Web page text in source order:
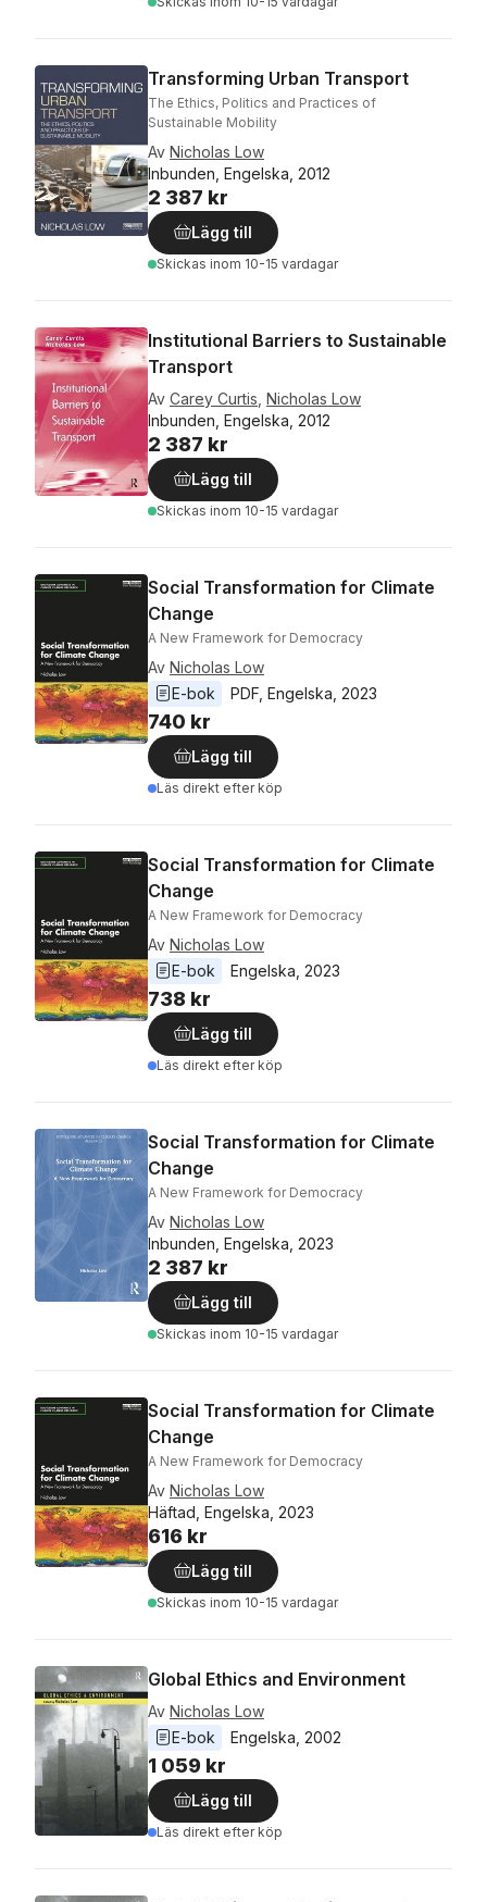
Transforming Urban Transport
The Ethics, Politics and Practices of
Sustainable Mobility
Av Nicholas Low
Inbunden, Engelska, 2012
2 387 kr
Lägg till
Skickas inom 10-15 vardagar
Institutional Barriers to Sustainable
Transport
Av Carey Curtis Nicholas Low
Inbunden, Engelska, 2012
2 387 kr
Lägg till
Skickas inom 10-15 vardagar
Social Transformation for Climate
Change
A New Framework for Democracy
Av Nicholas Low
E-bok
PDF Engelska 2023
740 kr
Lägg till
Läs direkt efter köp
Social Transformation for Climate
Change
A New Framework for Democracy
Av Nicholas Low
E-bok
Engelska 2023
738 kr
Lägg till
Läs direkt efter köp
Social Transformation for Climate
Change
A New Framework for Democracy
Av Nicholas Low
Inbunden, Engelska, 2023
2 387 kr
Lägg till
Skickas inom 10-15 vardagar
Social Transformation for Climate
Change
A New Framework for Democracy
Av Nicholas Low
Häftad, Engelska, 2023
616 kr
Lägg till
Skickas inom 10-15 vardagar
Global Ethics and Environment
Av Nicholas Low
E-bok
Engelska 2002
1 059 kr
Lägg till
Läs direkt efter köp